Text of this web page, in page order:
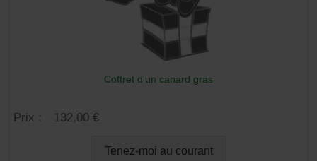
Coffret d'un canard gras
Prix : 132,00 €
Tenez-moi au courant